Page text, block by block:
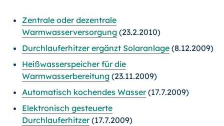
Zentrale oder dezentrale
Warmwasserversorgung (23.2.2010)
Durchlauferhitzer ergänzt Solaranlage (8.12.2009)
Heißwasserspeicher für die
Warmwasserbereitung (23.11.2009)
Automatisch kochendes Wasser(17.7.2009)
Elektronisch gesteuerte
Durchlauferhitzer(17.7.2009)